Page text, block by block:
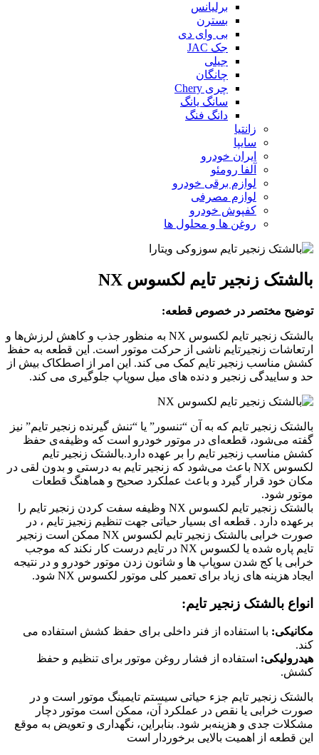
برلیانس
بسترن
بی وای دی
جک JAC
جیلی
چانگان
چری Chery
سانگ یانگ
دانگ فنگ
زانتیا
سایپا
ایران خودرو
آلفا رومئو
لوازم برقی خودرو
لوازم مصرفی
کفپوش خودرو
روغن ها و محلول ها
بالشتک زنجیر تایم لکسوس NX
توضیح مختصر در خصوص قطعه:
بالشتک زنجیر تایم لکسوس NX به منظور جذب و کاهش لرزش‌ها و
ارتعاشات زنجیرتایم ناشی از حرکت موتور است. این قطعه به حفظ
کشش مناسب زنجیر تایم کمک می کند. این امر از اصطکاک بیش از
حد و ساییدگی زنجیر و دنده های میل سوپاپ جلوگیری می کند.
بالشتک زنجیر تایم که به آن “تنسور” یا “تنش گیرنده زنجیر تایم” نیز
گفته می‌شود، قطعه‌ای در موتور خودرو است که وظیفه‌ی حفظ
کشش مناسب زنجیر تایم را بر عهده دارد.بالشتک زنجیر تایم
لکسوس NX باعث می‌شود که زنجیر تایم به درستی و بدون لقی در
مکان خود قرار گیرد و باعث عملکرد صحیح و هماهنگ قطعات
موتور شود.
بالشتک زنجیر تایم لکسوس NX وظیفه سفت کردن زنجیر تایم را
برعهده دارد . قطعه ای بسیار حیاتی جهت تنظیم زنجیز تایم ، در
صورت خرابی بالشتک زنجیر تایم لکسوس NX ممکن است زنجیر
تایم پاره شده یا لکسوس NX در تایم درست کار نکند که موجب
خرابی یا کج شدن سوپاپ ها و شاتون زدن موتور خودرو و در نتیجه
ایجاد هزینه های زیاد برای تعمیر کلی موتور لکسوس NX شود.
انواع بالشتک زنجیر تایم:
مکانیکی: با استفاده از فنر داخلی برای حفظ کشش استفاده می
کند.
هیدرولیکی: استفاده از فشار روغن موتور برای تنظیم و حفظ
کشش.
بالشتک زنجیر تایم جزء حیاتی سیستم تایمینگ موتور است و در
صورت خرابی یا نقص در عملکرد آن، ممکن است موتور دچار
مشکلات جدی و هزینه‌بر شود. بنابراین، نگهداری و تعویض به موقع
این قطعه از اهمیت بالایی برخوردار است